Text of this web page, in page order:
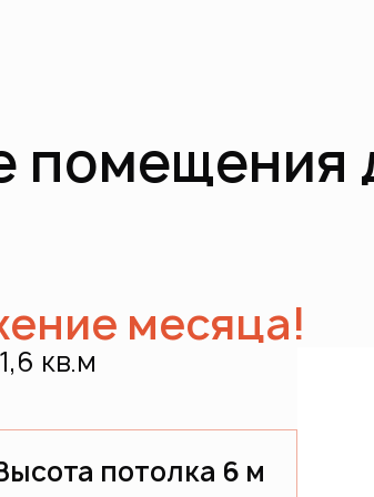
помещения
месяца!
кв.м
потолка 6 м